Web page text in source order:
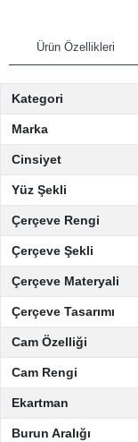
Ürün Özellikleri
Kategori
Marka
Cinsiyet
Yüz Şekli
Çerçeve Rengi
Çerçeve Şekli
Çerçeve Materyali
Çerçeve Tasarımı
Cam Özelliği
Cam Rengi
Ekartman
Burun Aralığı